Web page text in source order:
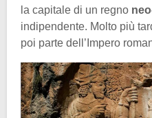
la capitale di un regno
indipendente. Molto più
poi parte dell’Impero